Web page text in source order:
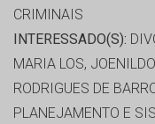
CRIMINAIS
INTERESSADO(S):
MARIA LOS,
RODRIGUES DE
PLANEJAMENTO E